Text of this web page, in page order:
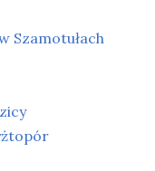
Szamotułach